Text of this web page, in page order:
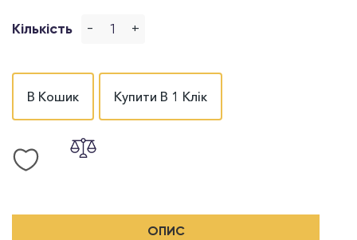
Кількість - +
В Кошик Купити В 1 Клік
ОПИС